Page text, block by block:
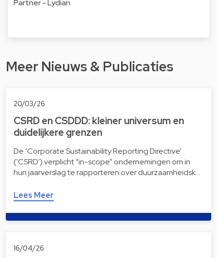
Partner - Lydian
Meer Nieuws & Publicaties
20/03/26
CSRD en CSDDD: kleiner universum en
duidelijkere grenzen
De ‘Corporate Sustainability Reporting Directive’
('CSRD') verplicht “in-scope” ondernemingen om in
hun jaarverslag te rapporteren over duurzaamheidsk…
Lees Meer
16/04/26